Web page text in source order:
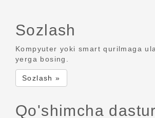
Sozlash
Kompyuter yoki smart qurilmaga
yerga bosing.
Sozlash »
Qo'shimcha